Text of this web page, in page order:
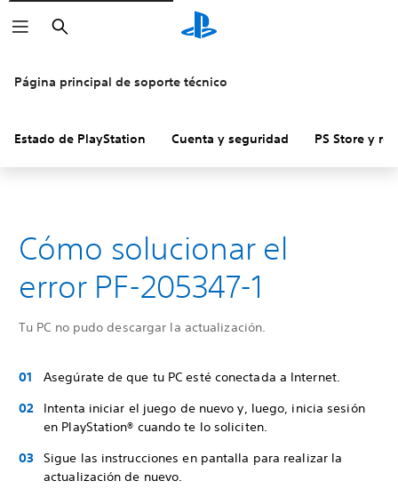
Buscar
Página principal de soporte técnico
Estado de PlayStation Cuenta y seguridad PS Store y
Cómo solucionar el
error PF-205347-1
Tu PC no pudo descargar la actualización.
Asegúrate de que tu PC esté conectada a Internet.
Intenta iniciar el juego de nuevo y, luego, inicia sesión
en PlayStation® cuando te lo soliciten.
Sigue las instrucciones en pantalla para realizar la
actualización de nuevo.